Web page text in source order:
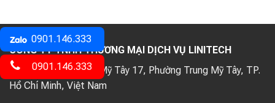
CÔNG TY TNHH THƯƠNG MẠI DỊCH VỤ LINITECH
Địa chỉ:61/35 Trung Mỹ Tây 17, Phường Trung Mỹ Tây, TP.
Hồ Chí Minh, Việt Nam
0901.146.333
0901.146.333